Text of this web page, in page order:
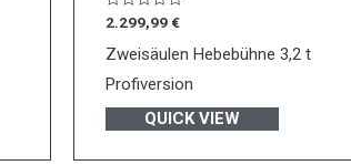
Bewertet
0
von
2.299,99 €
Zweisäulen Hebebühne 3,2 t
Profiversion
QUICK VIEW